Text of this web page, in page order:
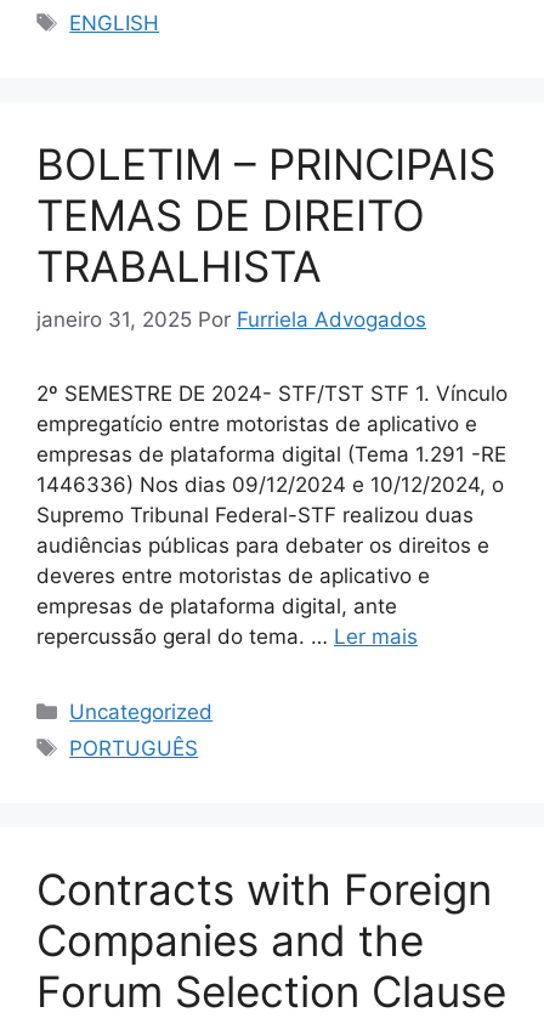
ENGLISH
BOLETIM – PRINCIPAIS
TEMAS DE DIREITO
TRABALHISTA
janeiro 31, 2025 Por Furriela Advogados
2º SEMESTRE DE 2024- STF/TST STF 1. Vínculo
empregatício entre motoristas de aplicativo e
empresas de plataforma digital (Tema 1.291 -RE
1446336) Nos dias 09/12/2024 e 10/12/2024, o
Supremo Tribunal Federal-STF realizou duas
audiências públicas para debater os direitos e
deveres entre motoristas de aplicativo e
empresas de plataforma digital, ante
repercussão geral do tema. … Ler mais
Uncategorized
PORTUGUÊS
Contracts with Foreign
Companies and the
Forum Selection Clause